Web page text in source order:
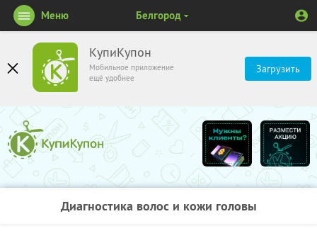
КупиКупон
Мобильное приложение
ещё удобнее
Загрузить
Меню Белгород
Диагностика волос и кожи головы